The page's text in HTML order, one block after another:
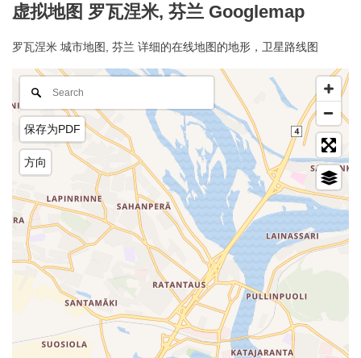
虚拟地图 罗瓦涅米, 芬兰 Googlemap
罗瓦涅米 城市地图, 芬兰 详细的在线地图的地形，卫星路线图
保存为PDF
方向